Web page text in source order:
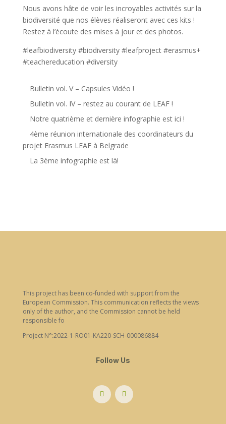
Nous avons hâte de voir les incroyables activités sur la
biodiversité que nos élèves réaliseront avec ces kits !
Restez à l’écoute des mises à jour et des photos.
#leafbiodiversity #biodiversity #leafproject #erasmus+
#teachereducation #diversity
Bulletin vol. V – Capsules Vidéo !
Bulletin vol. IV – restez au courant de LEAF !
Notre quatrième et dernière infographie est ici !
4ème réunion internationale des coordinateurs du
projet Erasmus LEAF à Belgrade
La 3ème infographie est là!
This project has been co-funded with support from the
European Commission. This communication reflects the views
only of the author, and the Commission cannot be held
responsible fo
Project N°:2022-1-RO01-KA220-SCH-000086884
Follow Us